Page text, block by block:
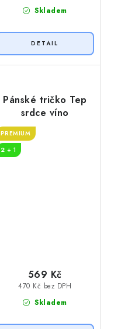
Skladem
Pánské tričko Tep
srdce víno
PREMIUM
2 + 1
Skladem
470 Kč bez DPH
569 Kč